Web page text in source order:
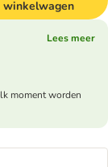
winkelwagen
Lees meer
moment worden